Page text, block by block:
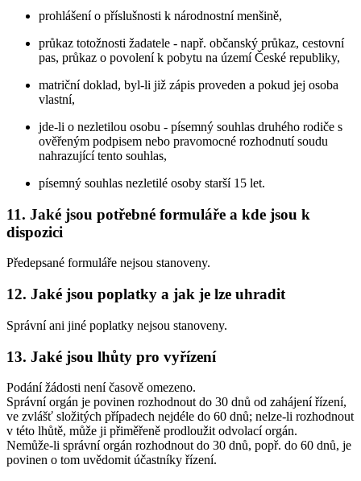
prohlášení o příslušnosti k národnostní menšině,
průkaz totožnosti žadatele - např. občanský průkaz, cestovní
pas, průkaz o povolení k pobytu na území České republiky,
matriční doklad, byl-li již zápis proveden a pokud jej osoba
vlastní,
jde-li o nezletilou osobu - písemný souhlas druhého rodiče s
ověřeným podpisem nebo pravomocné rozhodnutí soudu
nahrazující tento souhlas,
písemný souhlas nezletilé osoby starší 15 let.
11. Jaké jsou potřebné formuláře a kde jsou k
dispozici
Předepsané formuláře nejsou stanoveny.
12. Jaké jsou poplatky a jak je lze uhradit
Správní ani jiné poplatky nejsou stanoveny.
13. Jaké jsou lhůty pro vyřízení
Podání žádosti není časově omezeno.
Správní orgán je povinen rozhodnout do 30 dnů od zahájení řízení,
ve zvlášť složitých případech nejdéle do 60 dnů; nelze-li rozhodnout
v této lhůtě, může ji přiměřeně prodloužit odvolací orgán.
Nemůže-li správní orgán rozhodnout do 30 dnů, popř. do 60 dnů, je
povinen o tom uvědomit účastníky řízení.